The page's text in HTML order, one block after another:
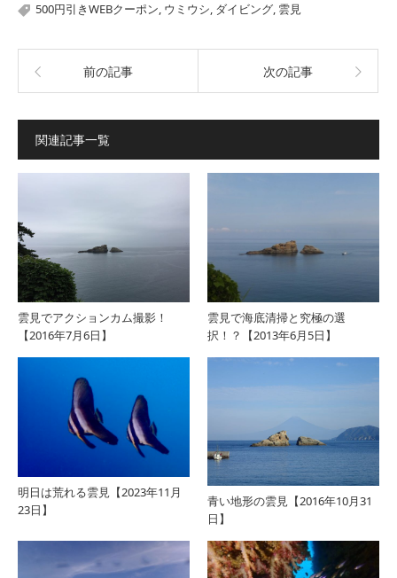
500円引きWEBクーポン, ウミウシ, ダイビング, 雲見
前の記事 次の記事
関連記事一覧
雲見でアクションカム撮影！
【2016年7月6日】
雲見で海底清掃と究極の選
択！？【2013年6月5日】
明日は荒れる雲見【2023年11月
23日】
青い地形の雲見【2016年10月31
日】